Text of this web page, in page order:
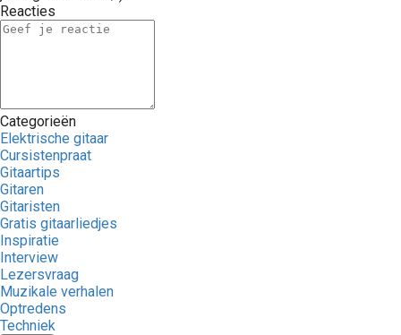
Reacties
Categorieën
Elektrische gitaar
Cursistenpraat
Gitaartips
Gitaren
Gitaristen
Gratis gitaarliedjes
Inspiratie
Interview
Lezersvraag
Muzikale verhalen
Optredens
Techniek